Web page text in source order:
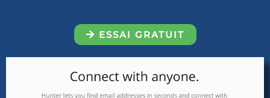
ESSAI GRATUIT